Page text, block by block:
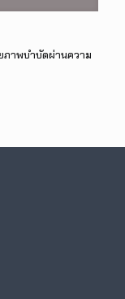
ภาพบำบัดผ่านความ